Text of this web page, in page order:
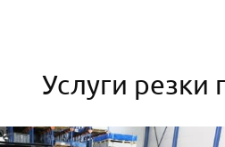
Услуги резки